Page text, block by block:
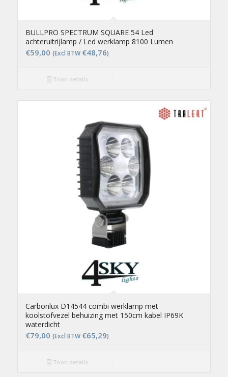
BULLPRO SPECTRUM SQUARE 54 Led
achteruitrijlamp / Led werklamp 8100 Lumen
€59,00 (Excl BTW €48,76)
Toon details
Carbonlux D14544 combi werklamp met
koolstofvezel behuizing met 150cm kabel IP69K
waterdicht
€79,00 (Excl BTW €65,29)
Toon details